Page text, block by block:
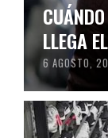
LLEGA
6 AGOSTO,